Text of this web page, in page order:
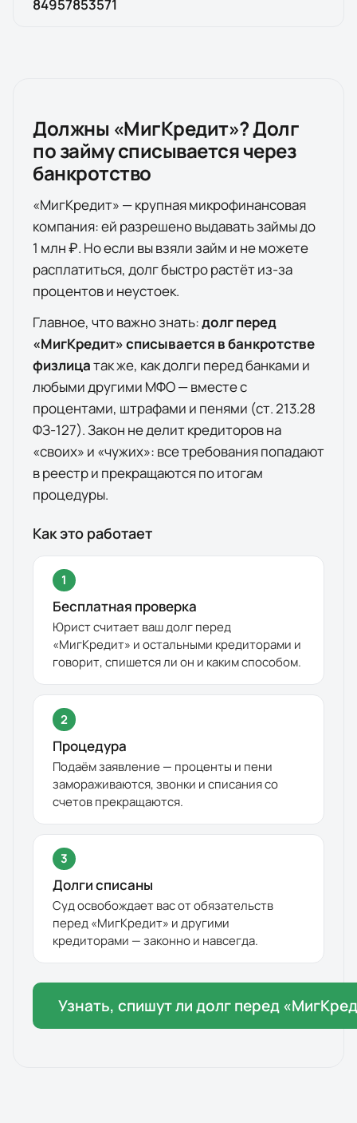
84957853571
Должны «МигКредит»? Долг
по займу списывается через
банкротство
«МигКредит» — крупная микрофинансовая
компания: ей разрешено выдавать займы до
1 млн ₽. Но если вы взяли займ и не можете
расплатиться, долг быстро растёт из-за
процентов и неустоек.
Главное, что важно знать:долг перед
«МигКредит» списывается в банкротстве
физлицатак же, как долги перед банками и
любыми другими МФО — вместе с
процентами, штрафами и пенями (ст. 213.28
ФЗ-127). Закон не делит кредиторов на
«своих» и «чужих»: все требования попадают
в реестр и прекращаются по итогам
процедуры.
Как это работает
1
Бесплатная проверка
Юрист считает ваш долг перед
«МигКредит» и остальными кредиторами и
говорит, спишется ли он и каким способом.
2
Процедура
Подаём заявление — проценты и пени
замораживаются, звонки и списания со
счетов прекращаются.
3
Долги списаны
Суд освобождает вас от обязательств
перед «МигКредит» и другими
кредиторами — законно и навсегда.
Узнать, спишут ли долг перед «